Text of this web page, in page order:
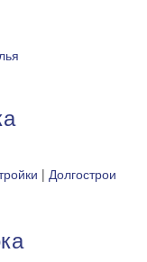
| Долгострои